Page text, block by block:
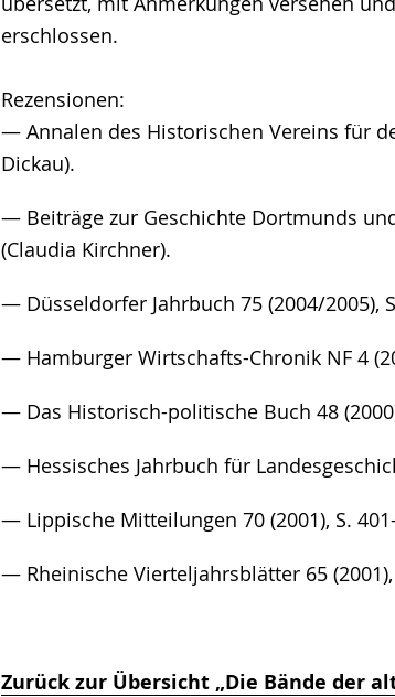
erschlossen.
Rezensionen:
— Annalen des Historischen Vereins für
Dickau).
— Beiträge zur Geschichte Dortmunds
(Claudia Kirchner).
— Düsseldorfer Jahrbuch 75 (2004/2005),
— Hamburger Wirtschafts-Chronik NF 4
— Das Historisch-politische Buch 48
— Hessisches Jahrbuch für
— Lippische Mitteilungen 70 (2001), S.
— Rheinische Vierteljahrsblätter 65
Zurück zur Übersicht „Die Bände der